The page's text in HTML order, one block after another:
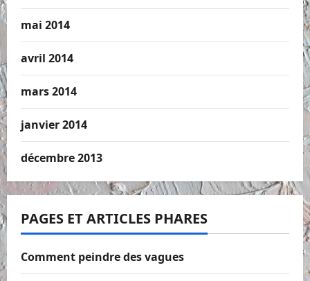
mai 2014
avril 2014
mars 2014
janvier 2014
décembre 2013
PAGES ET ARTICLES PHARES
Comment peindre des vagues